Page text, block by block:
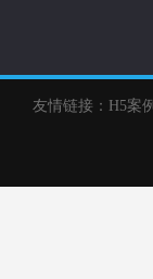
友情链接： H5案例